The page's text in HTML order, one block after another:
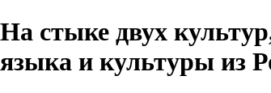
На стыке двух
языка и культуры из